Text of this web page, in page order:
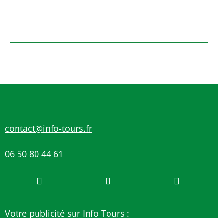
contact@info-tours.fr
06 50 80 44 61
Votre publicité sur Info Tours :